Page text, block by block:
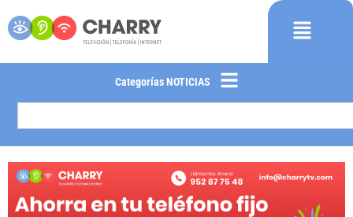
Categorías NOTICIAS